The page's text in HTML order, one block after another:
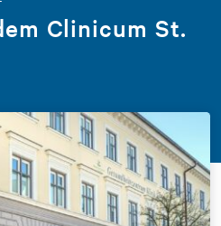
Clinicum St.